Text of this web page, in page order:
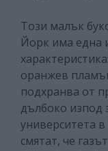
Този малък
Йорк има една
оранжев
подхранва от
дълбоко изпод
университета
смятат, че